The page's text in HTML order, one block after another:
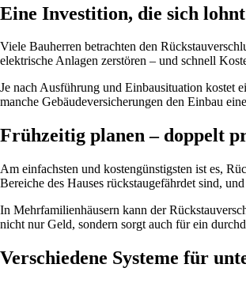
Eine Investition, die sich lohnt
Viele Bauherren betrachten den
elektrische Anlagen zerstören – und schnell
Je nach Ausführung und Einbausituation kostet
manche Gebäudeversicherungen den Einbau
Frühzeitig planen – doppelt
Am einfachsten und kostengünstigsten ist es,
Bereiche des Hauses rückstaugefährdet sind,
In Mehrfamilienhäusern kann der
nicht nur Geld, sondern sorgt auch für ein
Verschiedene Systeme für